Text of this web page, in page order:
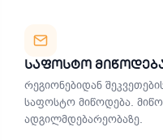
Საფოსტო
რეგიონებიდან
საფოსტო მიწოდება.
ადგილმდებარეობაზე.